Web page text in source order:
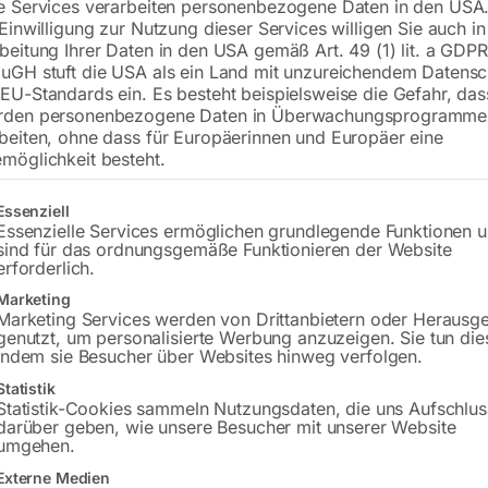
Vorführartikel
Zustand: leichte Gebrauchsspuren
€4.170,00 €5.562,00
inkl. MwSt. Kostenloser Versand
In den Warenkorb
Services verarbeiten personenbezogene Daten in den
zur Nutzung dieser Services willigen Sie auch
Ihrer Daten in den USA gemäß Art. 49 (1) lit. a
stuft die USA als ein Land mit unzureichendem
Standards ein. Es besteht beispielsweise die Gefahr,
personenbezogene Daten in
ohne dass für Europäerinnen und Europäer eine
besteht.
eine Liste der Service-Gruppen, für die eine Einwilligung erteilt
Services ermöglichen grundlegende Funktionen
für das ordnungsgemäße Funktionieren der Website
Services werden von Drittanbietern oder
um personalisierte Werbung anzuzeigen. Sie tun
sie Besucher über Websites hinweg verfolgen.
Cookies sammeln Nutzungsdaten, die uns
geben, wie unsere Besucher mit unserer Website
Medien